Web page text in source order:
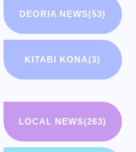
DEORIA NEWS(53)
KITABI KONA(3)
LOCAL NEWS(263)